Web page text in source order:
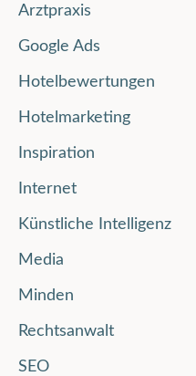
Arztpraxis
Google Ads
Hotelbewertungen
Hotelmarketing
Inspiration
Internet
Künstliche Intelligenz
Media
Minden
Rechtsanwalt
SEO